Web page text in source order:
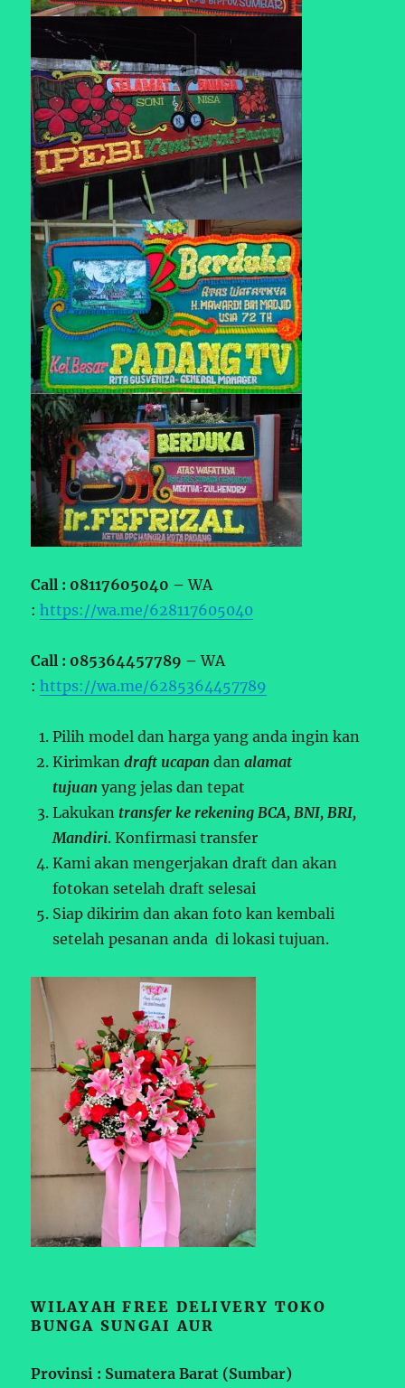
Call : 08117605040 –WA
:https://wa.me/628117605040
Call : 085364457789 –WA
:https://wa.me/6285364457789
Pilih model dan harga yang anda ingin kan
Kirimkandraft ucapan danalamat
tujuan yang jelas dan tepat
Lakukan transfer ke rekening BCA, BNI, BRI,
Mandiri. Konfirmasi transfer
Kami akan mengerjakan draft dan akan
fotokan setelah draft selesai
Siap dikirim dan akan foto kan kembali
setelah pesanan anda di lokasi tujuan.
WILAYAH FREE DELIVERY TOKO
BUNGA SUNGAI AUR
Provinsi : Sumatera Barat (Sumbar)